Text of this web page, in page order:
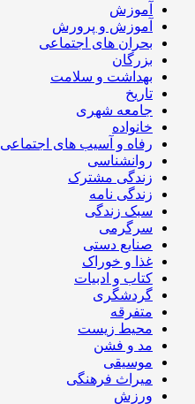
آموزش
آموزش و پرورش
بحران های اجتماعی
بزرگان
بهداشت و سلامت
تاریخ
جامعه شهری
خانواده
رفاه و آسیب های اجتماعی
روانشناسی
زندگی مشترک
زندگی نامه
سبک زندگی
سرگرمی
صنایع دستی
غذا و خوراک
کتاب و ادبیات
گردشگری
متفرقه
محیط زیست
مد و فشن
موسیقی
میراث فرهنگی
ورزش